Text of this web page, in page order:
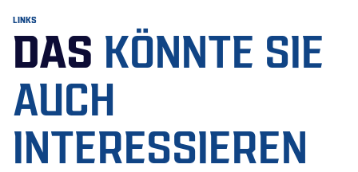
LINKS
DAS KÖNNTE SIE
AUCH
INTERESSIEREN